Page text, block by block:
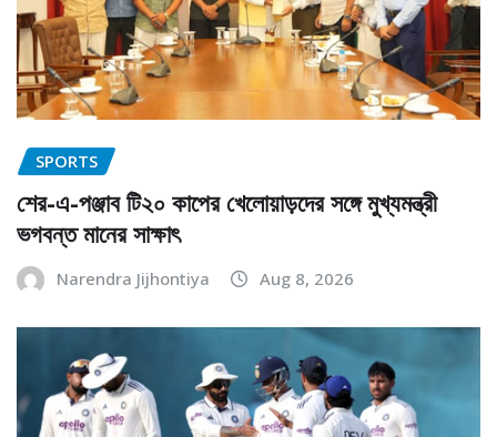
SPORTS
শের-এ-পঞ্জাব টি২০ কাপের খেলোয়াড়দের সঙ্গে মুখ্যমন্ত্রী
ভগবন্ত মানের সাক্ষাৎ
Narendra Jijhontiya Aug 8, 2026